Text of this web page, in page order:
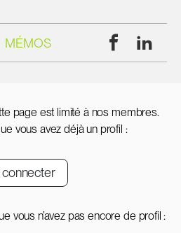
MÉMOS Facebook
page est limité à nos membres.
vous avez déjà un profil :
connecter
vous n’avez pas encore de profil :